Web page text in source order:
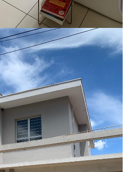
sempre muito atenta ao
os detalhes,
meu progresso, pontual,
ajudou bastante.